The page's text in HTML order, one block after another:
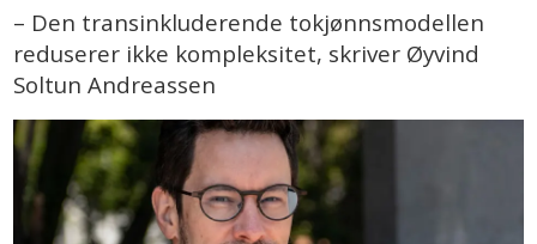
– Den transinkluderende tokjønnsmodellen
reduserer ikke kompleksitet, skriver Øyvind
Soltun Andreassen